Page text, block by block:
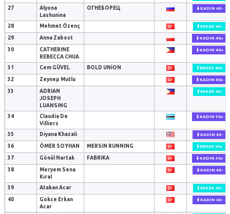
27
Alyona
Lashunina
ОГНЕБОРЕЦ KADIN 40-
28 Mehmet Özenç ERKEK 40-
29 Anna Zabost KADIN 40+
30
CATHERINE
REBECCA CHUA
KADIN 40+
31 Cem GÜVEL BOLD UNION ERKEK 40+
32 Zeynep Mutlu KADIN 40+
33
ADRIAN
JOSEPH
LUANSING
ERKEK 40-
34
Claudia De
Villiers
KADIN 50+
35 Diyana Khazali KADIN 40-
36 ÖMER SOYHAN MERSİN RUNNING ERKEK 40+
37 Gönül Nartak FABRIKA KADIN 50+
38
Meryem Sena
Kıral
KADIN 40-
39 Atakan Acar ERKEK 40-
40
Gokce Erkan
Acar
KADIN 40-